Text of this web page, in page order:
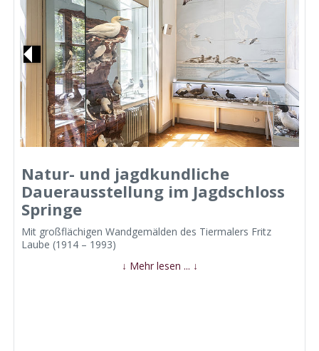
Previous
Natur- und jagdkundliche
Dauerausstellung im Jagdschloss
Springe
Mit großflächigen Wandgemälden des Tiermalers Fritz
Laube (1914 – 1993)
↓ Mehr lesen ... ↓